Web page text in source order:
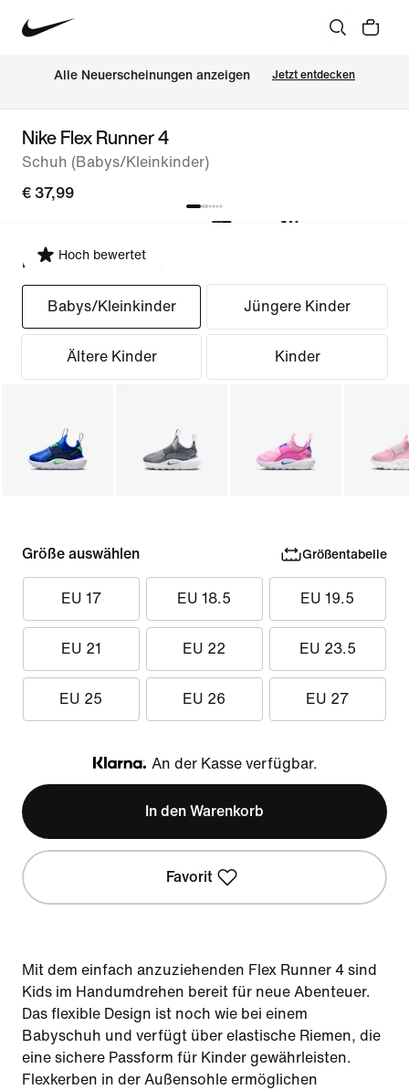
Alle Neuerscheinungen anzeigen Jetzt entdecken
Nike Flex Runner 4
Schuh (Babys/Kleinkinder)
€ 37,99
Hoch bewertet
Passform auswählen
Babys/Kleinkinder Jüngere Kinder
Ältere Kinder Kinder
Größe auswählen Größentabelle
EU 17 EU 18.5 EU 19.5
EU 21 EU 22 EU 23.5
EU 25 EU 26 EU 27
Klarna
An der Kasse verfügbar.
In den Warenkorb
Favorit
Mit dem einfach anzuziehenden Flex Runner 4 sind
Kids im Handumdrehen bereit für neue Abenteuer.
Das flexible Design ist noch wie bei einem
Babyschuh und verfügt über elastische Riemen, die
eine sichere Passform für Kinder gewährleisten.
Flexkerben in der Außensohle ermöglichen